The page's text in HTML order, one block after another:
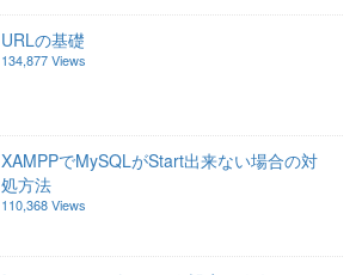
URLの基礎
134,877 Views
XAMPPでMySQLがStart出来ない場合の対
処方法
110,368 Views